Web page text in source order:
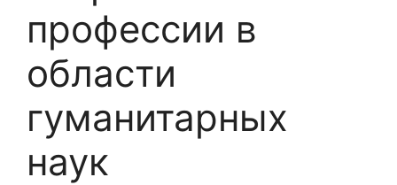
профессии в
области
гуманитарных
наук